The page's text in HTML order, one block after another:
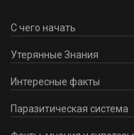
С чего начать
Утерянные Знания
Интересные факты
Паразитическая система